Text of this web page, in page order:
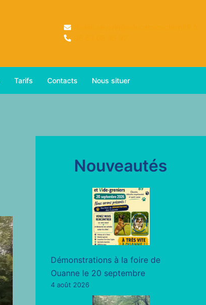
Tarifs Contacts Nous situer
Nouveautés
Démonstrations à la foire de
Ouanne le 20 septembre
4 août 2026